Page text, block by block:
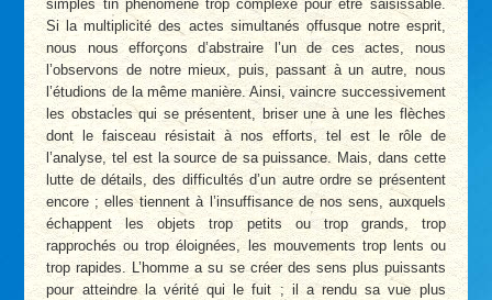
simples tin phénomène trop complexe pour être saisissable.
Si la multiplicité des actes simultanés offusque notre esprit,
nous nous efforçons d’abstraire l’un de ces actes, nous
l’observons de notre mieux, puis, passant à un autre, nous
l’étudions de la même manière. Ainsi, vaincre successivement
les obstacles qui se présentent, briser une à une les flèches
dont le faisceau résistait à nos efforts, tel est le rôle de
l’analyse, tel est la source de sa puissance. Mais, dans cette
lutte de détails, des difficultés d’un autre ordre se présentent
encore ; elles tiennent à l’insuffisance de nos sens, auxquels
échappent les objets trop petits ou trop grands, trop
rapprochés ou trop éloignées, les mouvements trop lents ou
trop rapides. L’homme a su se créer des sens plus puissants
pour atteindre la vérité qui le fuit ; il a rendu sa vue plus